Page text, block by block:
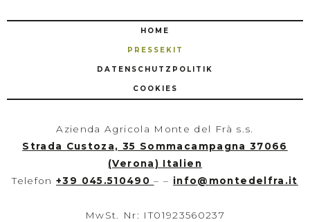
HOME
PRESSEKIT
DATENSCHUTZPOLITIK
COOKIES
Azienda Agricola Monte del Frà s.s.
Strada Custoza, 35 Sommacampagna 37066
(Verona) Italien
Telefon+39 045.510490– – info@ montedelfra.it
MwSt. Nr: IT01923560237